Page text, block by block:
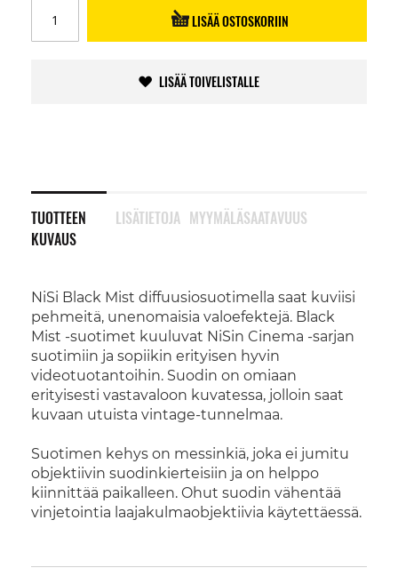
LISÄÄ OSTOSKORIIN
LISÄÄ TOIVELISTALLE
TUOTTEEN
KUVAUS
NiSi Black Mist diffuusiosuotimella saat kuviisi
pehmeitä, unenomaisia valoefektejä. Black
Mist -suotimet kuuluvat NiSin Cinema -sarjan
suotimiin ja sopiikin erityisen hyvin
videotuotantoihin. Suodin on omiaan
erityisesti vastavaloon kuvatessa, jolloin saat
kuvaan utuista vintage-tunnelmaa.
Suotimen kehys on messinkiä, joka ei jumitu
objektiivin suodinkierteisiin ja on helppo
kiinnittää paikalleen. Ohut suodin vähentää
vinjetointia laajakulmaobjektiivia käytettäessä.
LISÄTIETOJA MYYMÄLÄSAATAVUUS